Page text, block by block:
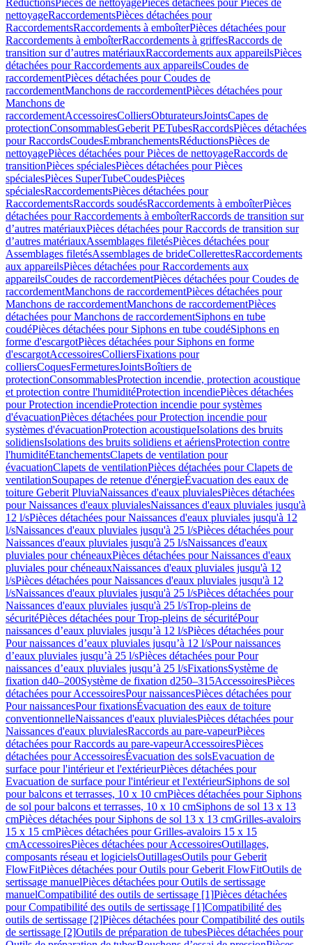
RéductionsPièces de nettoyagePièces détachées pour Pièces de
nettoyageRaccordementsPièces détachées pour
RaccordementsRaccordements à emboîterPièces détachées pour
Raccordements à emboîterRaccordements à griffesRaccords de
transition sur d’autres matériauxRaccordements aux appareilsPièces
détachées pour Raccordements aux appareilsCoudes de
raccordementPièces détachées pour Coudes de
raccordementManchons de raccordementPièces détachées pour
Manchons de
raccordementAccessoiresColliersObturateursJointsCapes de
protectionConsommablesGeberit PETubesRaccordsPièces détachées
pour RaccordsCoudesEmbranchementsRéductionsPièces de
nettoyagePièces détachées pour Pièces de nettoyageRaccords de
transitionPièces spécialesPièces détachées pour Pièces
spécialesPièces SuperTubeCoudesPièces
spécialesRaccordementsPièces détachées pour
RaccordementsRaccords soudésRaccordements à emboîterPièces
détachées pour Raccordements à emboîterRaccords de transition sur
d’autres matériauxPièces détachées pour Raccords de transition sur
d’autres matériauxAssemblages filetésPièces détachées pour
Assemblages filetésAssemblages de brideCollerettesRaccordements
aux appareilsPièces détachées pour Raccordements aux
appareilsCoudes de raccordementPièces détachées pour Coudes de
raccordementManchons de raccordementPièces détachées pour
Manchons de raccordementManchons de raccordementPièces
détachées pour Manchons de raccordementSiphons en tube
coudéPièces détachées pour Siphons en tube coudéSiphons en
forme d'escargotPièces détachées pour Siphons en forme
d'escargotAccessoiresColliersFixations pour
colliersCoquesFermeturesJointsBoîtiers de
protectionConsommablesProtection incendie, protection acoustique
et protection contre l'humiditéProtection incendiePièces détachées
pour Protection incendieProtection incendie pour systèmes
d'évacuationPièces détachées pour Protection incendie pour
systèmes d'évacuationProtection acoustiqueIsolations des bruits
solidiensIsolations des bruits solidiens et aériensProtection contre
l'humiditéEtanchementsClapets de ventilation pour
évacuationClapets de ventilationPièces détachées pour Clapets de
ventilationSoupapes de retenue d'énergieÉvacuation des eaux de
toiture Geberit PluviaNaissances d'eaux pluvialesPièces détachées
pour Naissances d'eaux pluvialesNaissances d'eaux pluviales jusqu'à
12 l/sPièces détachées pour Naissances d'eaux pluviales jusqu'à 12
l/sNaissances d'eaux pluviales jusqu'à 25 l/sPièces détachées pour
Naissances d'eaux pluviales jusqu'à 25 l/sNaissances d'eaux
pluviales pour chéneauxPièces détachées pour Naissances d'eaux
pluviales pour chéneauxNaissances d'eaux pluviales jusqu'à 12
l/sPièces détachées pour Naissances d'eaux pluviales jusqu'à 12
l/sNaissances d'eaux pluviales jusqu'à 25 l/sPièces détachées pour
Naissances d'eaux pluviales jusqu'à 25 l/sTrop-pleins de
sécuritéPièces détachées pour Trop-pleins de sécuritéPour
naissances d’eaux pluviales jusqu’à 12 l/sPièces détachées pour
Pour naissances d’eaux pluviales jusqu’à 12 l/sPour naissances
d’eaux pluviales jusqu’à 25 l/sPièces détachées pour Pour
naissances d’eaux pluviales jusqu’à 25 l/sFixationsSystème de
fixation d40–200Système de fixation d250–315AccessoiresPièces
détachées pour AccessoiresPour naissancesPièces détachées pour
Pour naissancesPour fixationsÉvacuation des eaux de toiture
conventionnelleNaissances d'eaux pluvialesPièces détachées pour
Naissances d'eaux pluvialesRaccords au pare-vapeurPièces
détachées pour Raccords au pare-vapeurAccessoiresPièces
détachées pour AccessoiresÉvacuation des solsEvacuation de
surface pour l'intérieur et l'extérieurPièces détachées pour
Evacuation de surface pour l'intérieur et l'extérieurSiphons de sol
pour balcons et terrasses, 10 x 10 cmPièces détachées pour Siphons
de sol pour balcons et terrasses, 10 x 10 cmSiphons de sol 13 x 13
cmPièces détachées pour Siphons de sol 13 x 13 cmGrilles-avaloirs
15 x 15 cmPièces détachées pour Grilles-avaloirs 15 x 15
cmAccessoiresPièces détachées pour AccessoiresOutillages,
composants réseau et logicielsOutillagesOutils pour Geberit
FlowFitPièces détachées pour Outils pour Geberit FlowFitOutils de
sertissage manuelPièces détachées pour Outils de sertissage
manuelCompatibilité des outils de sertissage [1]Pièces détachées
pour Compatibilité des outils de sertissage [1]Compatibilité des
outils de sertissage [2]Pièces détachées pour Compatibilité des outils
de sertissage [2]Outils de préparation de tubesPièces détachées pour